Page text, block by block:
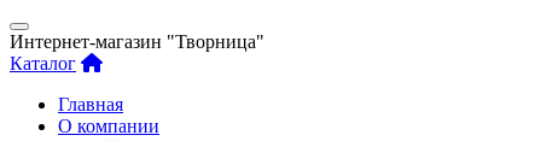
Интернет-магазин "Творница"
Каталог
Главная
О компании